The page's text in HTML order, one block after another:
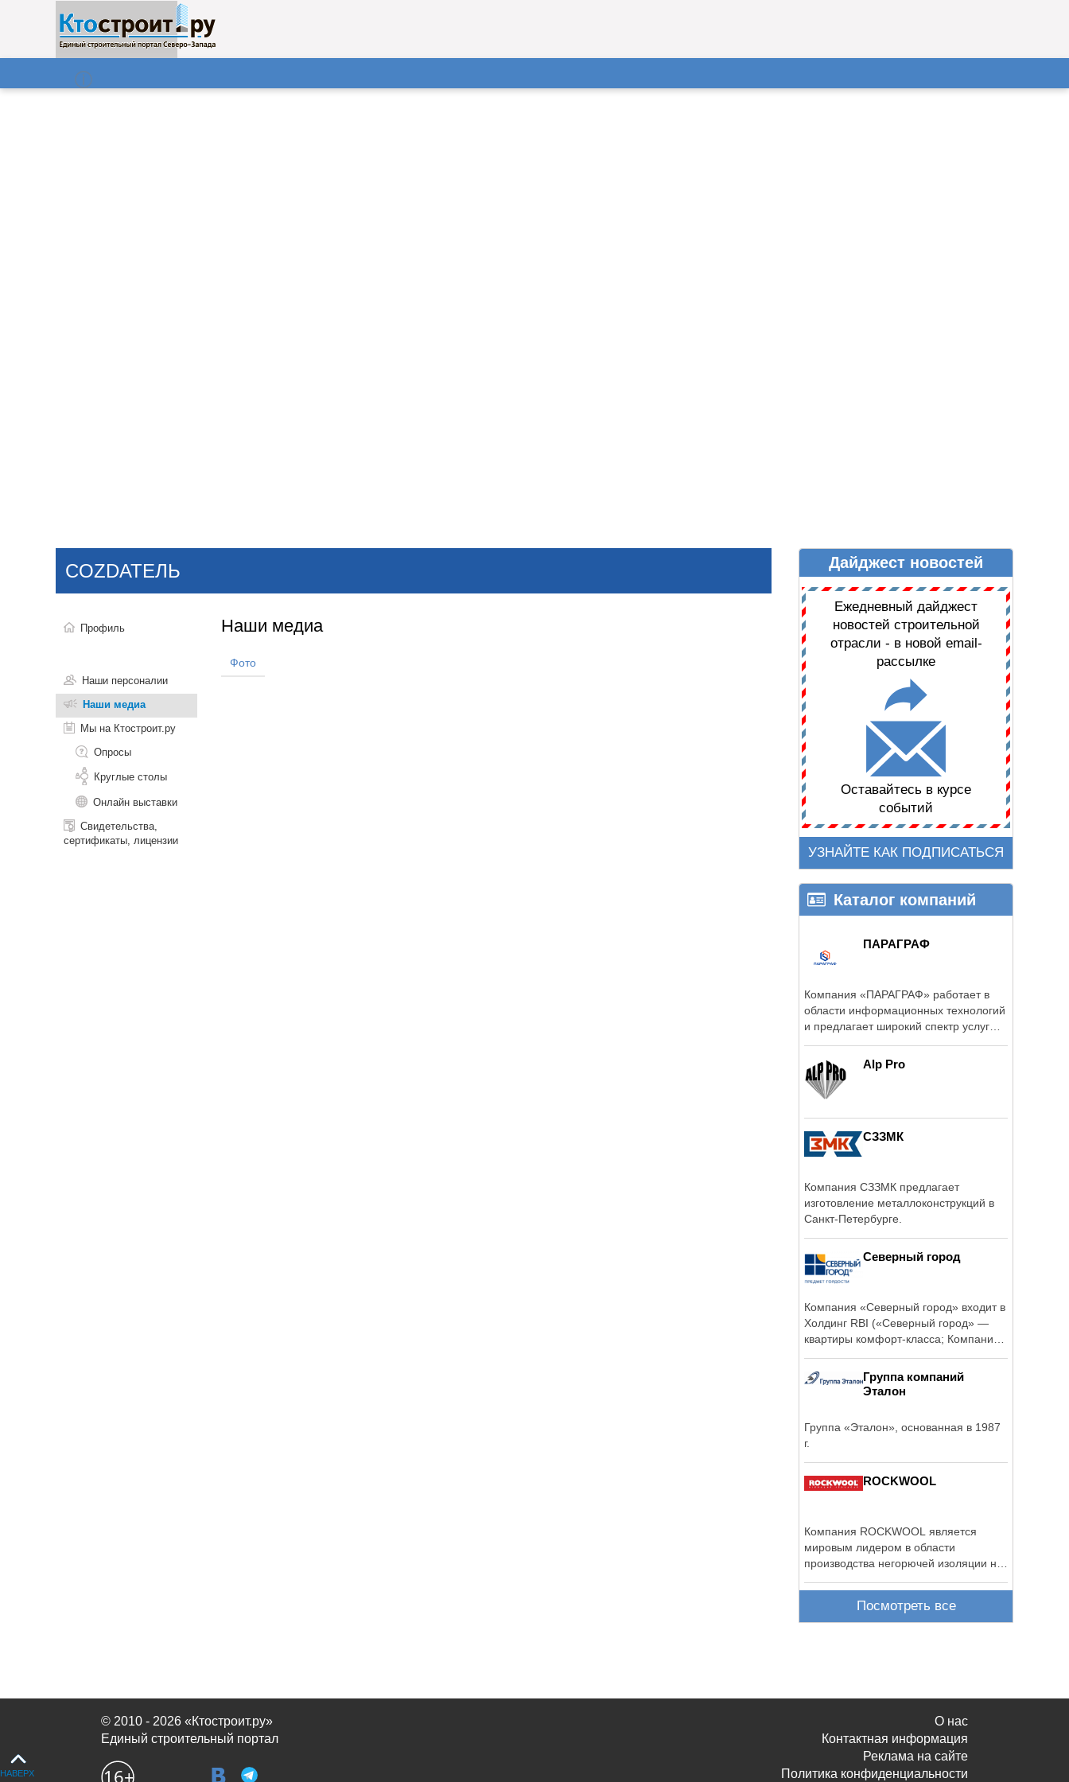
Поиск
НОВОСТИ ДАЙДЖЕСТ НОВОСТЕЙ
COZDАТЕЛЬ
Профиль
Наши персоналии
Наши медиа
Мы на Ктостроит.ру
Опросы
Круглые столы
Онлайн выставки
Свидетельства,
сертификаты, лицензии
Наши медиа
Фото
Дайджест новостей
Ежедневный дайджест
новостей строительной
отрасли - в новой email-
рассылке
Оставайтесь в курсе
событий
УЗНАЙТЕ КАК ПОДПИСАТЬСЯ
Каталог компаний
ПАРАГРАФ
Компания «ПАРАГРАФ» работает в
области информационных технологий
и предлагает широкий спектр услуг
Alp Pro
СЗЗМК
Компания СЗЗМК предлагает
изготовление металлоконструкций в
Санкт-Петербурге.
Северный город
Компания «Северный город» входит в
Холдинг RBI («Северный город» —
квартиры комфорт-класса; Компания
Группа компаний
Эталон
Группа «Эталон», основанная в 1987
г.
ROCKWOOL
Компания ROCKWOOL является
мировым лидером в области
производства негорючей изоляции на
Посмотреть все
© 2010 - 2026 «Ктостроит.ру»
Единый строительный портал
О нас
Контактная информация
Реклама на сайте
Политика конфиденциальности
НАВЕРХ